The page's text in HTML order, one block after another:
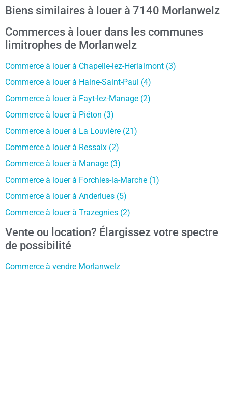
Biens similaires à louer à 7140 Morlanwelz
Commerces à louer dans les communes
limitrophes de Morlanwelz
Commerce à louer à Chapelle-lez-Herlaimont (3)
Commerce à louer à Haine-Saint-Paul (4)
Commerce à louer à Fayt-lez-Manage (2)
Commerce à louer à Piéton (3)
Commerce à louer à La Louvière (21)
Commerce à louer à Ressaix (2)
Commerce à louer à Manage (3)
Commerce à louer à Forchies-la-Marche (1)
Commerce à louer à Anderlues (5)
Commerce à louer à Trazegnies (2)
Vente ou location? Élargissez votre spectre
de possibilité
Commerce à vendre Morlanwelz